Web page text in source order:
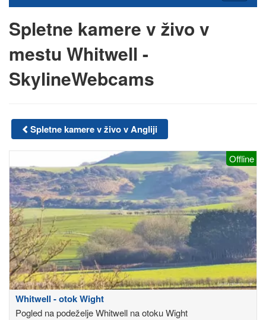
Spletne kamere v živo v
mestu Whitwell -
SkylineWebcams
Spletne kamere v živo v Angliji
Offline
Whitwell - otok Wight
Pogled na podeželje Whitwell na otoku Wight